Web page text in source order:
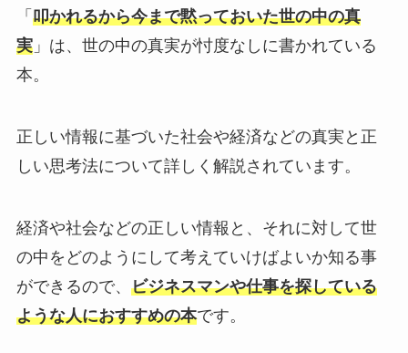
「 叩かれるから今まで黙っておいた世の中の真
実」は、世の中の真実が忖度なしに書かれている
本。
正しい情報に基づいた社会や経済などの真実と正
しい思考法について詳しく解説されています。
経済や社会などの正しい情報と、それに対して世
の中をどのようにして考えていけばよいか知る事
ができるので、 ビジネスマンや仕事を探している
ような人におすすめの本です。